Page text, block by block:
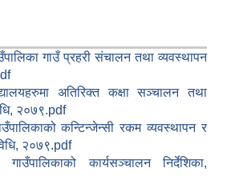
गाउँ प्रहरी संचालन तथा व्यवस्थापन
अतिरिक्त कक्षा सञ्चालन तथा
२०७९.pdf
कन्टिन्जेन्सी रकम व्यवस्थापन र
२०७९.pdf
कार्यसञ्‍चालन निर्देशिका,